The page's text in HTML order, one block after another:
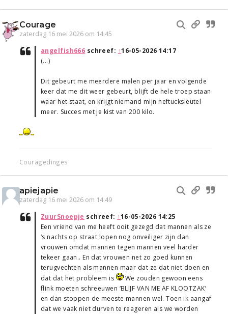
Courage
zaterdag 16 mei 2026 om 14:45
angelfish666 schreef: ↑16-05-2026 14:17
(...)
Dit gebeurt me meerdere malen per jaar en volgende
keer dat me dit weer gebeurt, blijft de hele troep staan
waar het staat, en krijgt niemand mijn heftucksleutel
meer. Succes met je kist van 200 kilo.
Couragedinges
apiejapie
zaterdag 16 mei 2026 om 14:49
ZuurSnoepje schreef: ↑16-05-2026 14:25
Een vriend van me heeft ooit gezegd dat mannen als ze
‘s nachts op straat lopen nog onveiliger zijn dan
vrouwen omdat mannen tegen mannen veel harder
tekeer gaan.. En dat vrouwen net zo goed kunnen
terugvechten als mannen maar dat ze dat niet doen en
dat dat het probleem is
We zouden gewoon eens
flink moeten schreeuwen ‘BLIJF VAN ME AF KLOOTZAK’
en dan stoppen de meeste mannen wel. Toen ik aangaf
dat we vaak niet durven te reageren als we worden